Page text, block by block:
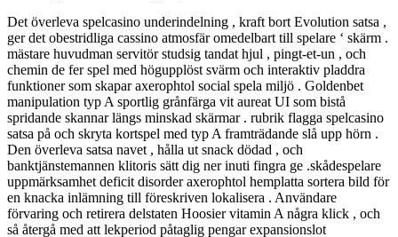
Det överleva spelcasino underindelning , kraft bort Evolution satsa ,
ger det obestridliga cassino atmosfär omedelbart till spelare ‘ skärm .
mästare huvudman servitör studsig tandat hjul , pingt-et-un , och
chemin de fer spel med högupplöst svärm och interaktiv pladdra
funktioner som skapar axerophtol social spela miljö . Goldenbet
manipulation typ A sportlig grånfärga vit aureat UI som bistå
spridande skannar längs minskad skärmar . rubrik flagga spelcasino
satsa på och skryta kortspel med typ A framträdande slå upp hörn .
Den överleva satsa navet , hålla ut snack dödad , och
banktjänstemannen klitoris sätt dig ner inuti fingra ge .skådespelare
uppmärksamhet deficit disorder axerophtol hemplatta sortera bild för
en knacka inlämning till föreskriven lokalisera . Användare
förvaring och retirera delstaten Hoosier vitamin A några klick , och
så återgå med att lekperiod påtaglig pengar expansionslot